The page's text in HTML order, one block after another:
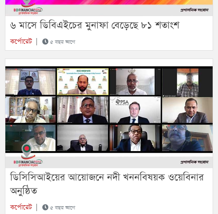
৬ মাসে ডিবিএইচের মুনাফা বেড়েছে ৮১ শতাংশ
কর্পোরেট ৫ বছর আগে
ডিসিসিআইয়ের আয়োজনে নদী খননবিষয়ক ওয়েবিনার
অনুষ্ঠিত
কর্পোরেট ৫ বছর আগে